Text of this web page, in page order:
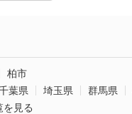
柏市
葉県 埼玉県 群馬県
見る